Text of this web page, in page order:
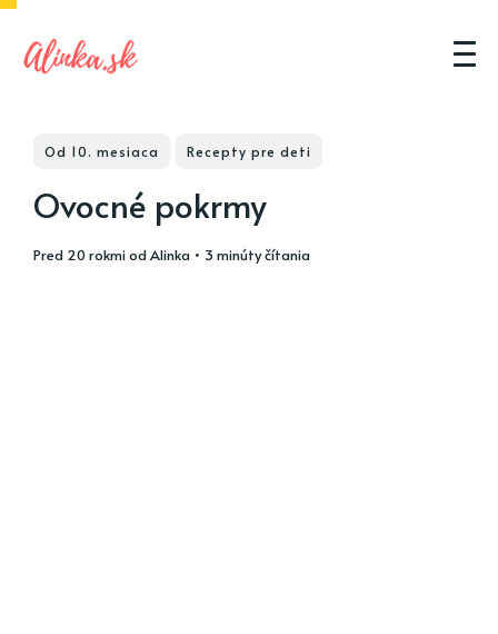
Od 10. mesiaca Recepty pre deti
Ovocné pokrmy
pred 20 rokmiodAlinka • 3 minúty čítania